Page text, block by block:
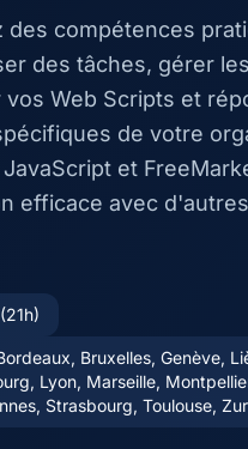
des compétences
des tâches, gérer
vos Web Scripts et
de votre
et
efficace avec
Bruxelles, Genève,
Lyon, Marseille,
Strasbourg, Toulouse,